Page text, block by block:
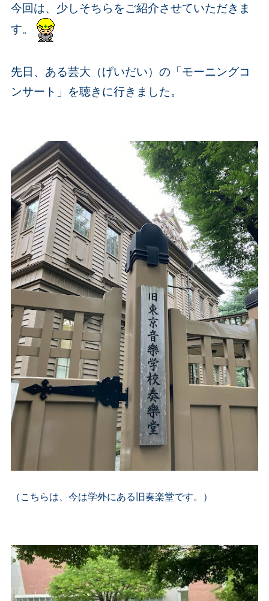
今回は、少しそちらをご紹介させていただきま
す。
先日、ある芸大（げいだい）の「モーニングコ
ンサート」を聴きに行きました。
（こちらは、今は学外にある旧奏楽堂です。）